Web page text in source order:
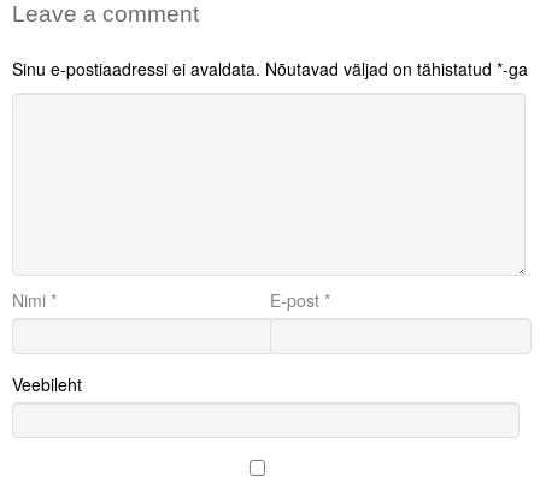
Leave a comment
Sinu e-postiaadressi ei avaldata. Nõutavad väljad on tähistatud *-ga
Nimi * E-post *
Veebileht